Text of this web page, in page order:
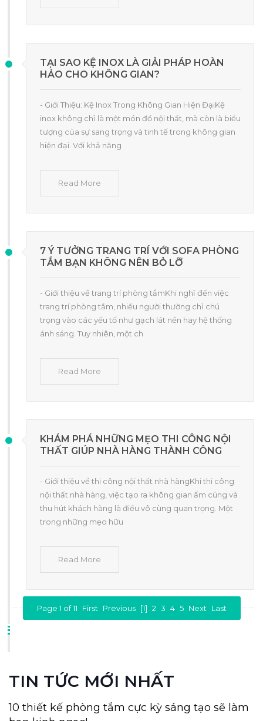
TẠI SAO KỆ INOX LÀ GIẢI PHÁP HOÀN
HẢO CHO KHÔNG GIAN?
- Giới Thiệu: Kệ Inox Trong Không Gian Hiện ĐạiKệ
inox không chỉ là một món đồ nội thất, mà còn là biểu
tượng của sự sang trọng và tinh tế trong không gian
hiện đại. Với khả năng
Read More
7 Ý TƯỞNG TRANG TRÍ VỚI SOFA PHÒNG
TẮM BẠN KHÔNG NÊN BỎ LỠ
- Giới thiệu về trang trí phòng tắmKhi nghĩ đến việc
trang trí phòng tắm, nhiều người thường chỉ chú
trọng vào các yếu tố như gạch lát nền hay hệ thống
ánh sáng. Tuy nhiên, một ch
Read More
KHÁM PHÁ NHỮNG MẸO THI CÔNG NỘI
THẤT GIÚP NHÀ HÀNG THÀNH CÔNG
- Giới thiệu về thi công nội thất nhà hàngKhi thi công
nội thất nhà hàng, việc tạo ra không gian ấm cúng và
thu hút khách hàng là điều vô cùng quan trọng. Một
trong những mẹo hữu
Read More
Page 1 of 11 First Previous [1] 2 3 4 5 Next Last
TIN TỨC MỚI NHẤT
10 thiết kế phòng tắm cực kỳ sáng tạo sẽ làm